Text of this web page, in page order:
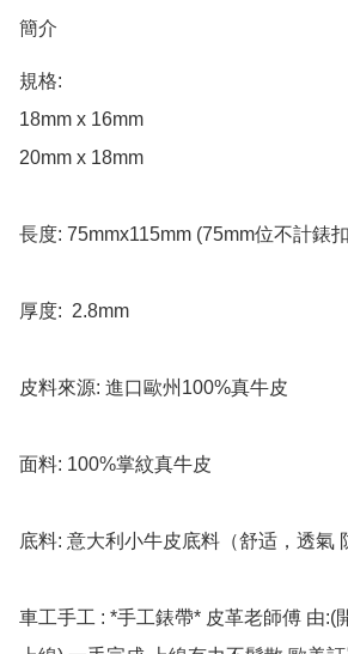
簡介
規格:
18mm x 16mm
20mm x 18mm
長度: 75mmx115mm (75mm位不計錶
厚度:  2.8mm
皮料來源: 進口歐州100%真牛皮
面料: 100%掌紋真牛皮
底料: 意大利小牛皮底料（舒适，透氣
車工手工 : *手工錶帶* 皮革老師傅 由:(